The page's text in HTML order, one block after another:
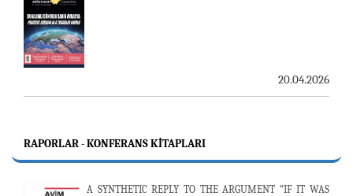
20.04.2026
RAPORLAR - KONFERANS KITAPLARI
A SYNTHETIC REPLY TO THE ARGUMENT “IF IT WAS